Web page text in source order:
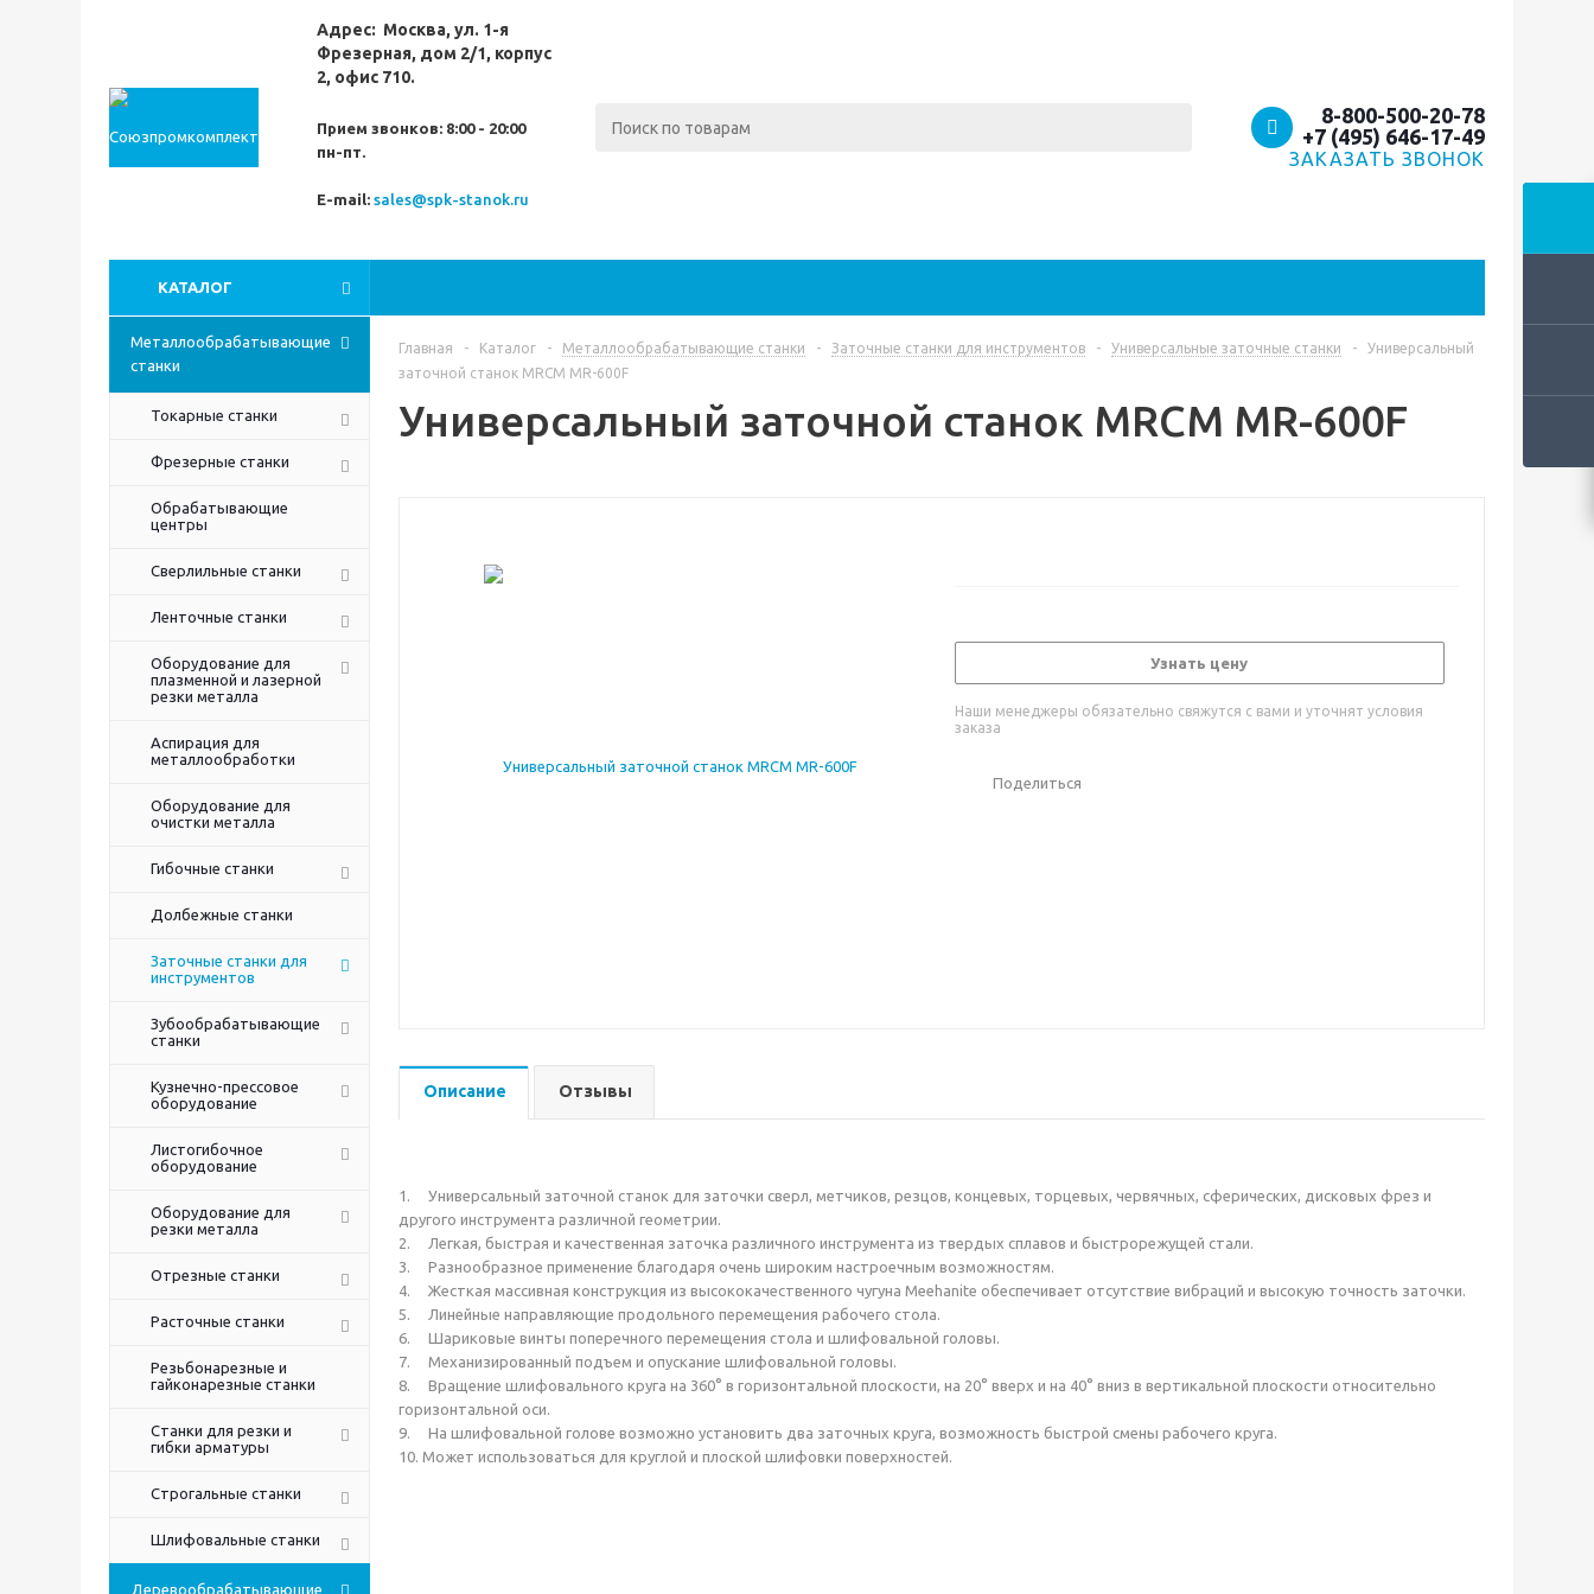
Адрес: Москва, ул. 1-я
Фрезерная, дом 2/1, корпус
2, офис 710.
Прием звонков: 8:00 - 20:00
пн-пт.
E-mail: sales@spk-stanok.ru
8-800-500-20-78
+7 (495) 646-17-49
ЗАКАЗАТЬ ЗВОНОК
КАТАЛОГ
Металлообрабатывающие
станки
Токарные станки
Фрезерные станки
Обрабатывающие
центры
Сверлильные станки
Ленточные станки
Оборудование для
плазменной и лазерной
резки металла
Аспирация для
металлообработки
Оборудование для
очистки металла
Гибочные станки
Долбежные станки
Заточные станки для
инструментов
Зубообрабатывающие
станки
Кузнечно-прессовое
оборудование
Листогибочное
оборудование
Оборудование для
резки металла
Отрезные станки
Расточные станки
Резьбонарезные и
гайконарезные станки
Станки для резки и
гибки арматуры
Строгальные станки
Шлифовальные станки
Деревообрабатывающие
Главная - Каталог - Металлообрабатывающие станки - Заточные станки для инструментов - Универсальные заточные станки -
Универсальный
заточной станок MRCM MR-600F
Универсальный заточной станок MRCM MR-600F
Узнать цену
Наши менеджеры обязательно свяжутся с вами и уточнят условия
заказа
Поделиться
Описание Отзывы
1. Универсальный заточной станок для заточки сверл, метчиков, резцов, концевых, торцевых, червячных, сферических, дисковых фрез и
другого инструмента различной геометрии.
2. Легкая, быстрая и качественная заточка различного инструмента из твердых сплавов и быстрорежущей стали.
3. Разнообразное применение благодаря очень широким настроечным возможностям.
4. Жесткая массивная конструкция из высококачественного чугуна Meehanite обеспечивает отсутствие вибраций и высокую точность заточки.
5. Линейные направляющие продольного перемещения рабочего стола.
6. Шариковые винты поперечного перемещения стола и шлифовальной головы.
7. Механизированный подъем и опускание шлифовальной головы.
8. Вращение шлифовального круга на 360° в горизонтальной плоскости, на 20° вверх и на 40° вниз в вертикальной плоскости относительно
горизонтальной оси.
9. На шлифовальной голове возможно установить два заточных круга, возможность быстрой смены рабочего круга.
10. Может использоваться для круглой и плоской шлифовки поверхностей.